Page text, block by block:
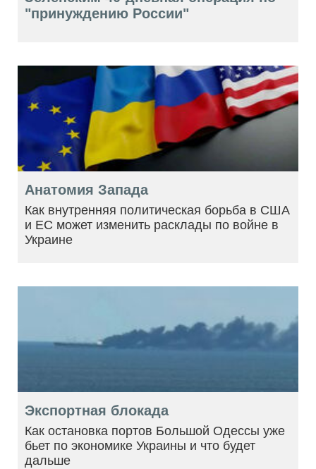
"принуждению России"
Анатомия Запада
Как внутренняя политическая борьба в США
и ЕС может изменить расклады по войне в
Украине
Экспортная блокада
Как остановка портов Большой Одессы уже
бьет по экономике Украины и что будет
дальше